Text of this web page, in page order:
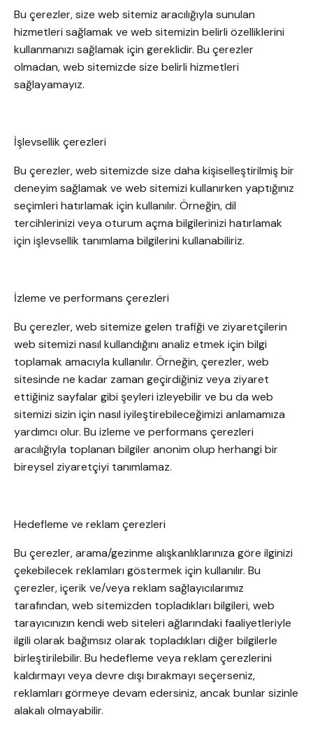
Bu çerezler, size web sitemiz aracılığıyla sunulan
hizmetleri sağlamak ve web sitemizin belirli özelliklerini
kullanmanızı sağlamak için gereklidir. Bu çerezler
olmadan, web sitemizde size belirli hizmetleri
sağlayamayız.
İşlevsellik çerezleri
Bu çerezler, web sitemizde size daha kişiselleştirilmiş bir
deneyim sağlamak ve web sitemizi kullanırken yaptığınız
seçimleri hatırlamak için kullanılır. Örneğin, dil
tercihlerinizi veya oturum açma bilgilerinizi hatırlamak
için işlevsellik tanımlama bilgilerini kullanabiliriz.
İzleme ve performans çerezleri
Bu çerezler, web sitemize gelen trafiği ve ziyaretçilerin
web sitemizi nasıl kullandığını analiz etmek için bilgi
toplamak amacıyla kullanılır. Örneğin, çerezler, web
sitesinde ne kadar zaman geçirdiğiniz veya ziyaret
ettiğiniz sayfalar gibi şeyleri izleyebilir ve bu da web
sitemizi sizin için nasıl iyileştirebileceğimizi anlamamıza
yardımcı olur. Bu izleme ve performans çerezleri
aracılığıyla toplanan bilgiler anonim olup herhangi bir
bireysel ziyaretçiyi tanımlamaz.
Hedefleme ve reklam çerezleri
Bu çerezler, arama/gezinme alışkanlıklarınıza göre ilginizi
çekebilecek reklamları göstermek için kullanılır. Bu
çerezler, içerik ve/veya reklam sağlayıcılarımız
tarafından, web sitemizden topladıkları bilgileri, web
tarayıcınızın kendi web siteleri ağlarındaki faaliyetleriyle
ilgili olarak bağımsız olarak topladıkları diğer bilgilerle
birleştirilebilir. Bu hedefleme veya reklam çerezlerini
kaldırmayı veya devre dışı bırakmayı seçerseniz,
reklamları görmeye devam edersiniz, ancak bunlar sizinle
alakalı olmayabilir.